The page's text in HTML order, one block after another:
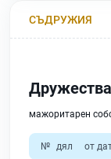
СЪДРУЖИЯ
мажоритарен
№ дял от